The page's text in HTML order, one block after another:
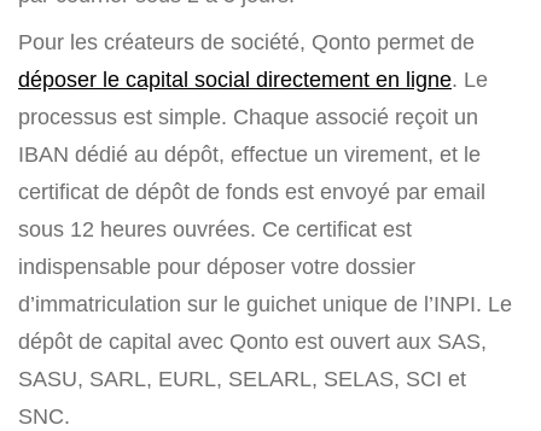
Pour les créateurs de société, Qonto permet de
déposer le capital social directement en ligne. Le
processus est simple. Chaque associé reçoit un
IBAN dédié au dépôt, effectue un virement, et le
certificat de dépôt de fonds est envoyé par email
sous 12 heures ouvrées. Ce certificat est
indispensable pour déposer votre dossier
d’immatriculation sur le guichet unique de l’INPI. Le
dépôt de capital avec Qonto est ouvert aux SAS,
SASU, SARL, EURL, SELARL, SELAS, SCI et
SNC.